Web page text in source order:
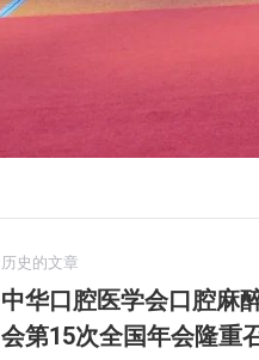
历史的文章
历
史
中华口腔医学会口腔麻
会第15次全国年会隆重